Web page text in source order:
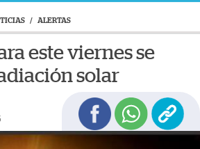
/ ALERTAS
este viernes se
solar